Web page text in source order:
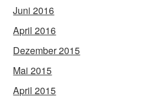
Juni 2016
April 2016
Dezember 2015
Mai 2015
April 2015